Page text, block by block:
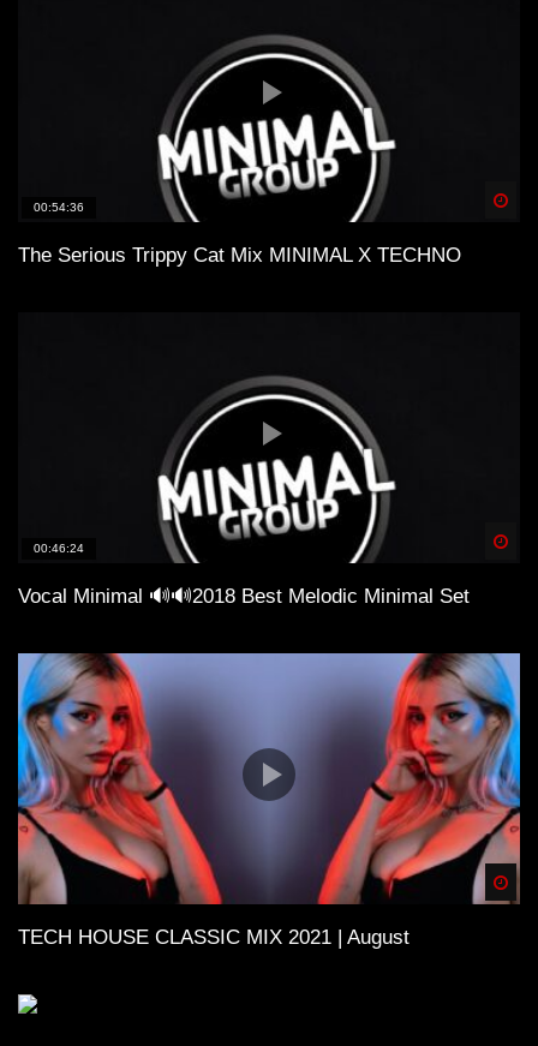
00:54:36
The Serious Trippy Cat Mix MINIMAL X TECHNO
00:46:24
Vocal Minimal 🔊🔊2018 Best Melodic Minimal Set
TECH HOUSE CLASSIC MIX 2021 | August